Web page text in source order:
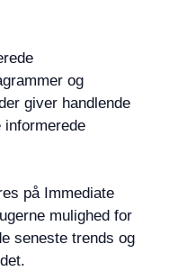
og
giver handlende
på Immediate
mulighed for
seneste trends og